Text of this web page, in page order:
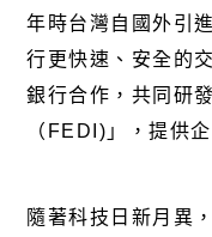
年時台灣自國外引
行更快速、安全的
銀行合作，共同研
（FEDI)」，提供
隨著科技日新月異